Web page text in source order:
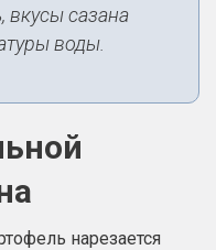
вкусы сазана
воды.
нарезается